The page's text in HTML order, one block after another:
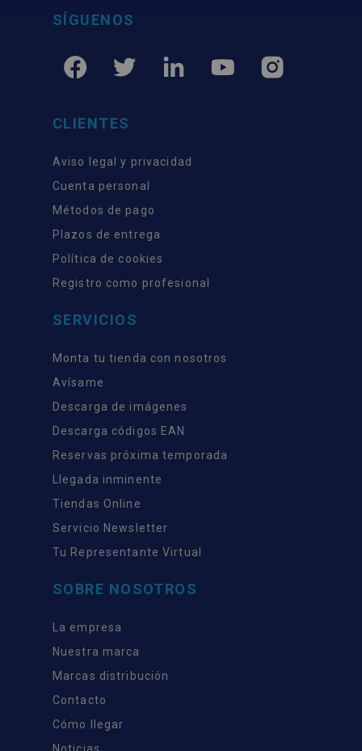
SÍGUENOS
CLIENTES
Aviso legal y privacidad
Cuenta personal
Métodos de pago
Plazos de entrega
Política de cookies
Registro como profesional
SERVICIOS
Monta tu tienda con nosotros
Avísame
Descarga de imágenes
Descarga códigos EAN
Reservas próxima temporada
Llegada inminente
Tiendas Online
Servicio Newsletter
Tu Representante Virtual
SOBRE NOSOTROS
La empresa
Nuestra marca
Marcas distribución
Contacto
Cómo llegar
Noticias